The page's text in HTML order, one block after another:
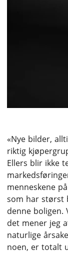
«Nye bilder,
riktig
Ellers blir ikke
menneskene
som har størst
denne boligen.
det mener jeg
naturlige
noen, er totalt